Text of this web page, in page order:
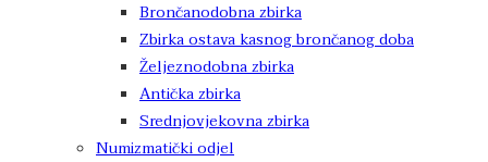
Brončanodobna zbirka
Zbirka ostava kasnog brončanog doba
Željeznodobna zbirka
Antička zbirka
Srednjovjekovna zbirka
Numizmatički odjel